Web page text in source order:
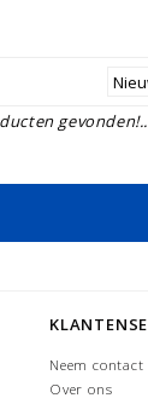
Neem
Over ons